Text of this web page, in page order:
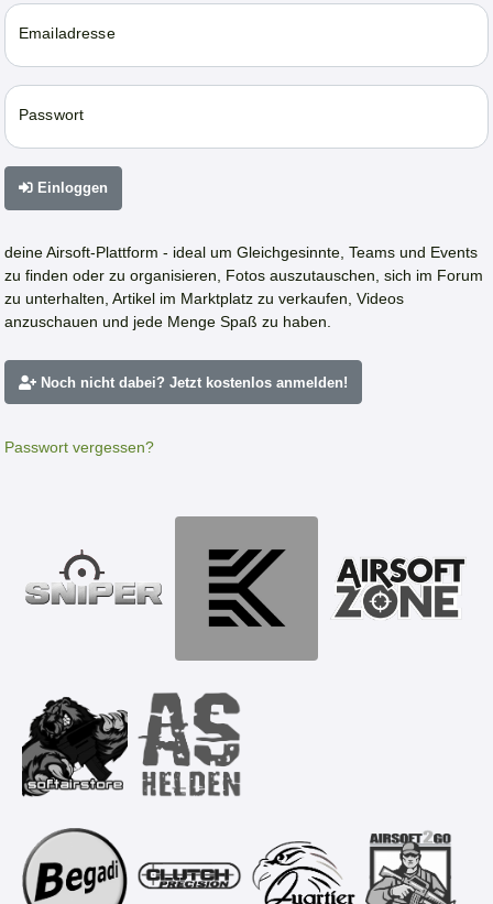
Emailadresse
Passwort
Einloggen
deine Airsoft-Plattform - ideal um Gleichgesinnte, Teams und Events
zu finden oder zu organisieren, Fotos auszutauschen, sich im Forum
zu unterhalten, Artikel im Marktplatz zu verkaufen, Videos
anzuschauen und jede Menge Spaß zu haben.
Noch nicht dabei? Jetzt kostenlos anmelden!
Passwort vergessen?